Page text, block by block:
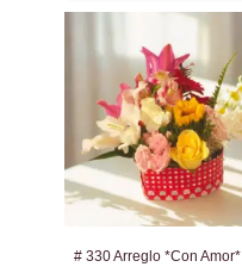
# 330 Arreglo *Con Amor*